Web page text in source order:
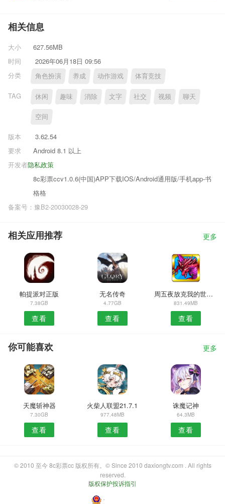
相关信息
大小
627.56MB
时间
2026年06月18日 09:56
分类
角色扮演 养成 动作游戏 体育竞技
TAG 休闲 趣味 消除 文字 社交 视频 聊天
空间
版本
3.62.54
要求
Android 8.1 以上
隐私政策
开发者
8c彩票ccv1.0.6(中国)APP下载IOS/Android通用版/手机app-书
格格
备案号：豫B2-20030028-29
相关应用推荐 更多
帕提派对正版
7.38GB
查看
无名传奇
4.77GB
查看
周五夜放克我的世界版
831.49MB
查看
你可能喜欢 更多
天魔斩神器
7.30GB
查看
火柴人联盟21.7.1
977.48MB
查看
诛魔记神
64.3MB
查看
© 2010 至今 8c彩票cc 版权所有。© Since 2010 daxiongtv.com . All rights
reserved.
版权保护投诉指引
・